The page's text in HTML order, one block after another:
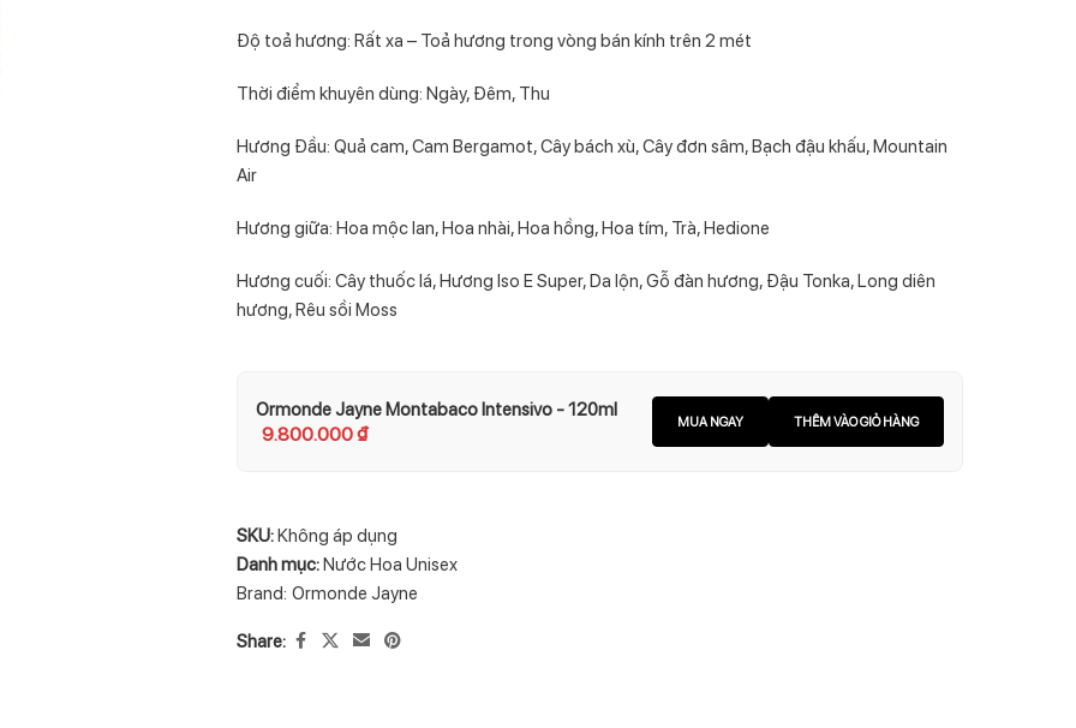
Độ toả hương: Rất xa – Toả hương trong vòng bán kính trên 2 mét
Thời điểm khuyên dùng: Ngày, Đêm, Thu
Hương Đầu: Quả cam, Cam Bergamot, Cây bách xù, Cây đơn sâm, Bạch đậu khấu, Mountain
Air
Hương giữa: Hoa mộc lan, Hoa nhài, Hoa hồng, Hoa tím, Trà, Hedione
Hương cuối: Cây thuốc lá, Hương Iso E Super, Da lộn, Gỗ đàn hương, Đậu Tonka, Long diên
hương, Rêu sồi Moss
Ormonde Jayne Montabaco Intensivo - 120ml
9.800.000₫ MUA NGAY THÊM VÀO GIỎ HÀNG
SKU:Không áp dụng
Danh mục:Nước Hoa Unisex
Brand: Ormonde Jayne
Share: